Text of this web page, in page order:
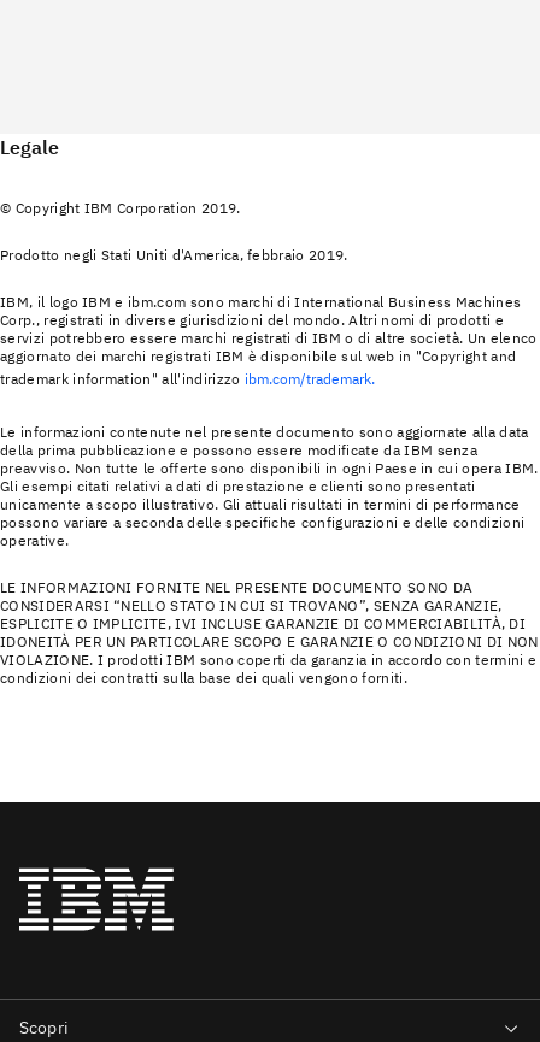
Legale
© Copyright IBM Corporation 2019.
Prodotto negli Stati Uniti d'America, febbraio 2019.
IBM, il logo IBM e ibm.com sono marchi di International Business Machines
Corp., registrati in diverse giurisdizioni del mondo. Altri nomi di prodotti e
servizi potrebbero essere marchi registrati di IBM o di altre società. Un elenco
aggiornato dei marchi registrati IBM è disponibile sul web in "Copyright and
trademark information" all'indirizzo ibm.com/trademark.
Le informazioni contenute nel presente documento sono aggiornate alla data
della prima pubblicazione e possono essere modificate da IBM senza
preavviso. Non tutte le offerte sono disponibili in ogni Paese in cui opera IBM.
Gli esempi citati relativi a dati di prestazione e clienti sono presentati
unicamente a scopo illustrativo. Gli attuali risultati in termini di performance
possono variare a seconda delle specifiche configurazioni e delle condizioni
operative.
LE INFORMAZIONI FORNITE NEL PRESENTE DOCUMENTO SONO DA
CONSIDERARSI “NELLO STATO IN CUI SI TROVANO”, SENZA GARANZIE,
ESPLICITE O IMPLICITE, IVI INCLUSE GARANZIE DI COMMERCIABILITÀ, DI
IDONEITÀ PER UN PARTICOLARE SCOPO E GARANZIE O CONDIZIONI DI NON
VIOLAZIONE. I prodotti IBM sono coperti da garanzia in accordo con termini e
condizioni dei contratti sulla base dei quali vengono forniti.